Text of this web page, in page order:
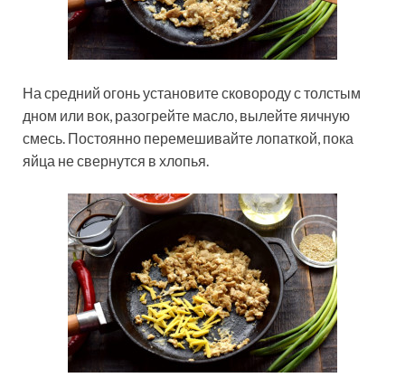
На средний огонь установите сковороду с толстым
дном или вок, разогрейте масло, вылейте яичную
смесь. Постоянно перемешивайте лопаткой, пока
яйца не свернутся в хлопья.